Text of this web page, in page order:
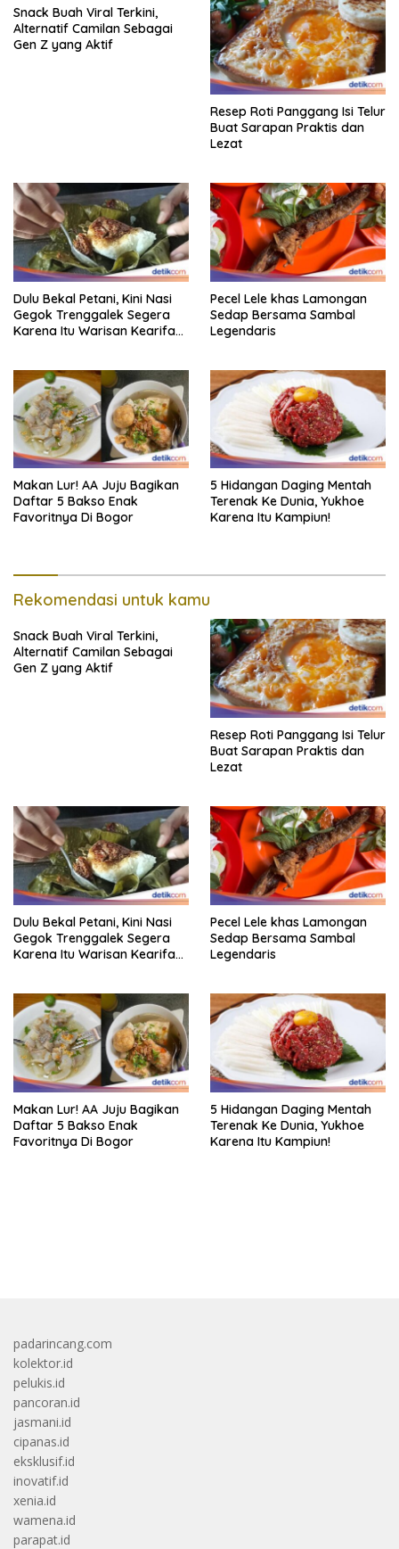
Snack Buah Viral Terkini,
Alternatif Camilan Sebagai
Gen Z yang Aktif
Resep Roti Panggang Isi Telur
Buat Sarapan Praktis dan
Lezat
Dulu Bekal Petani, Kini Nasi
Gegok Trenggalek Segera
Karena Itu Warisan Kearifan
Pecel Lele khas Lamongan
Sedap Bersama Sambal
Legendaris
Makan Lur! AA Juju Bagikan
Daftar 5 Bakso Enak
Favoritnya Di Bogor
5 Hidangan Daging Mentah
Terenak Ke Dunia, Yukhoe
Karena Itu Kampiun!
Rekomendasi untuk kamu
Snack Buah Viral Terkini,
Alternatif Camilan Sebagai
Gen Z yang Aktif
Resep Roti Panggang Isi Telur
Buat Sarapan Praktis dan
Lezat
Dulu Bekal Petani, Kini Nasi
Gegok Trenggalek Segera
Karena Itu Warisan Kearifan
Pecel Lele khas Lamongan
Sedap Bersama Sambal
Legendaris
Makan Lur! AA Juju Bagikan
Daftar 5 Bakso Enak
Favoritnya Di Bogor
5 Hidangan Daging Mentah
Terenak Ke Dunia, Yukhoe
Karena Itu Kampiun!
padarincang.com
kolektor.id
pelukis.id
pancoran.id
jasmani.id
cipanas.id
eksklusif.id
inovatif.id
xenia.id
wamena.id
parapat.id